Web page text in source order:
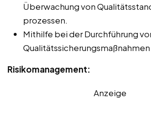
Überwachung von
prozessen.
Mithilfe bei der Durchführung
Qualitätssicherungsmaßnahmen
Risikomanagement:
Anzeige